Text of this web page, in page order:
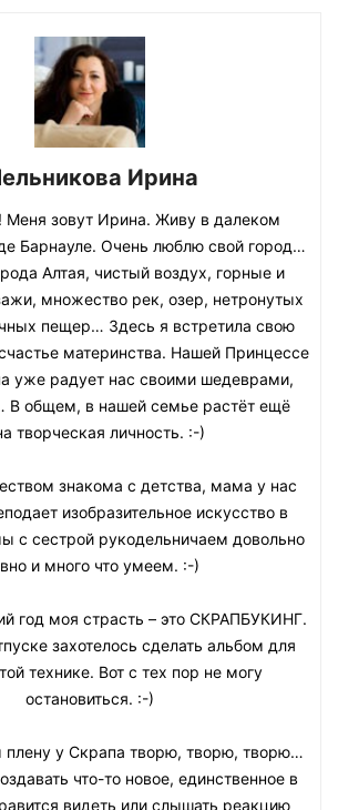
Ирина
Меня зовут Ирина. Живу в далеком
Барнауле. Очень люблю свой город…
Алтая, чистый воздух, горные и
множество рек, озер, нетронутых
пещер… Здесь я встретила свою
материнства. Нашей Принцессе
уже радует нас своими шедеврами,
В общем, в нашей семье растёт ещё
творческая личность. :-)
знакома с детства, мама у нас
изобразительное искусство в
с сестрой рукодельничаем довольно
и много что умеем. :-)
год моя страсть – это СКРАПБУКИНГ.
захотелось сделать альбом для
технике. Вот с тех пор не могу
остановиться. :-)
плену у Скрапа творю, творю, творю…
что-то новое, единственное в
видеть или слышать реакцию